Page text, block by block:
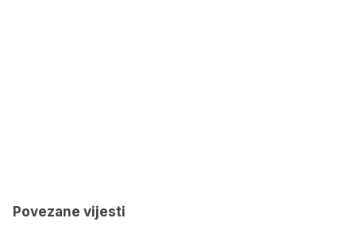
Povezane vijesti